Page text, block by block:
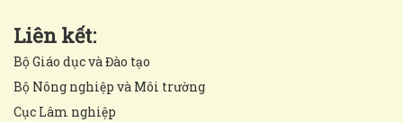
Liên kết:
Bộ Giáo dục và Đào tạo
Bộ Nông nghiệp và Môi trường
Cục Lâm nghiệp